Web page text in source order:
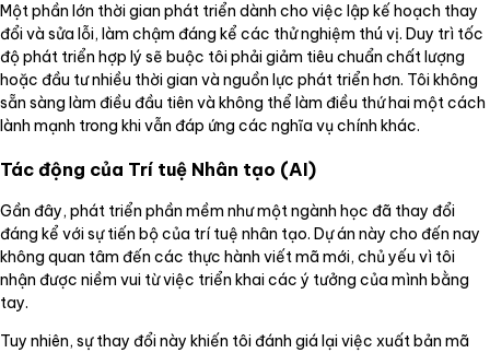
Một phần lớn thời gian phát triển dành cho việc lập kế hoạch thay
đổi và sửa lỗi, làm chậm đáng kể các thử nghiệm thú vị. Duy trì tốc
độ phát triển hợp lý sẽ buộc tôi phải giảm tiêu chuẩn chất lượng
hoặc đầu tư nhiều thời gian và nguồn lực phát triển hơn. Tôi không
sẵn sàng làm điều đầu tiên và không thể làm điều thứ hai một cách
lành mạnh trong khi vẫn đáp ứng các nghĩa vụ chính khác.
Tác động của Trí tuệ Nhân tạo (AI)
Gần đây, phát triển phần mềm như một ngành học đã thay đổi
đáng kể với sự tiến bộ của trí tuệ nhân tạo. Dự án này cho đến nay
không quan tâm đến các thực hành viết mã mới, chủ yếu vì tôi
nhận được niềm vui từ việc triển khai các ý tưởng của mình bằng
tay.
Tuy nhiên, sự thay đổi này khiến tôi đánh giá lại việc xuất bản mã